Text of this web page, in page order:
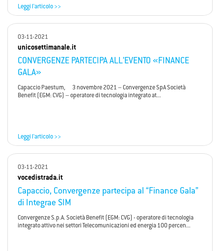
Leggi l'articolo >>
03-11-2021
unicosettimanale.it
CONVERGENZE PARTECIPA ALL’EVENTO «FINANCE
GALA»
Capaccio Paestum, 3 novembre 2021 – Convergenze SpA Società
Benefit (EGM: CVG) – operatore di tecnologia integrato at...
Leggi l'articolo >>
03-11-2021
vocedistrada.it
Capaccio, Convergenze partecipa al “Finance Gala”
di Integrae SIM
Convergenze S.p.A. Società Benefit (EGM: CVG) - operatore di tecnologia
integrato attivo nei settori Telecomunicazioni ed energia 100 percen...